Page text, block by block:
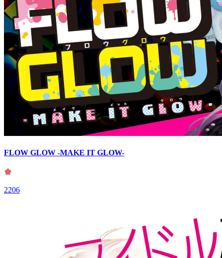
FLOW GLOW -MAKE IT GLOW-
2206